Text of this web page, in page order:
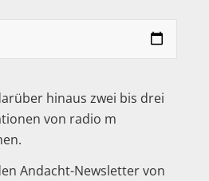
hinaus zwei bis drei
von radio m
Andacht-Newsletter von